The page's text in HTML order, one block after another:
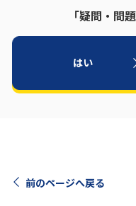
「疑問・問
はい
前のページへ戻る